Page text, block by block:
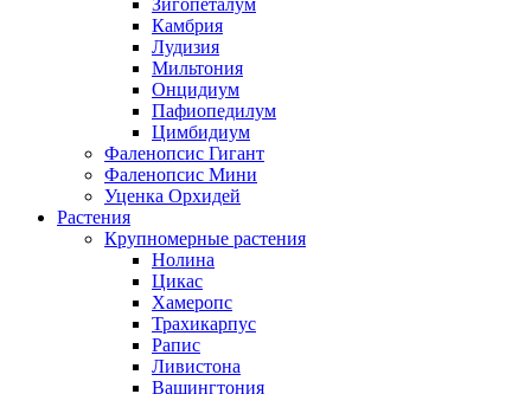
Зигопеталум
Камбрия
Лудизия
Мильтония
Онцидиум
Пафиопедилум
Цимбидиум
Фаленопсис Гигант
Фаленопсис Мини
Уценка Орхидей
Растения
Крупномерные растения
Нолина
Цикас
Хамеропс
Трахикарпус
Рапис
Ливистона
Вашингтония